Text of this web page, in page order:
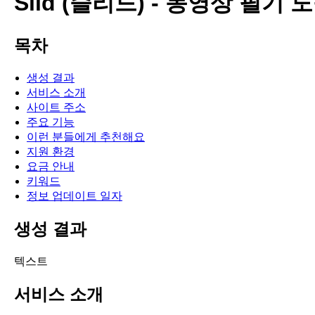
목차
생성 결과
서비스 소개
사이트 주소
주요 기능
이런 분들에게 추천해요
지원 환경
요금 안내
키워드
정보 업데이트 일자
생성 결과
텍스트
서비스 소개